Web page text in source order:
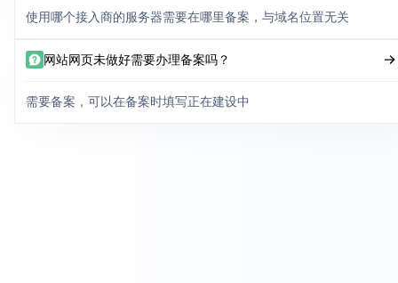
使用哪个接入商的服务器需要在哪里备案，与域名位置无关
网站网页未做好需要办理备案吗？
需要备案，可以在备案时填写正在建设中